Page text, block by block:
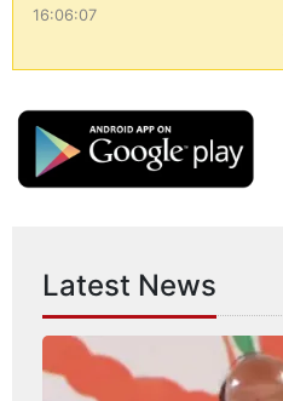
16:06:07
Latest News